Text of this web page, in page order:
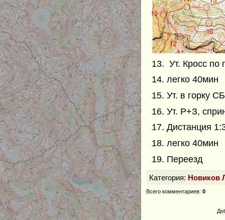
13. Ут. Кросс по
14. легко 40мин
15. Ут. в горку
16. Ут. Р+З,
17. Дистанция
18. легко 40мин
19. Переезд
Категория: Новиков
Всего комментариев: 0